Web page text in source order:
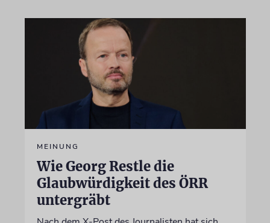
MEINUNG
Wie Georg Restle die
Glaubwürdigkeit des ÖRR
untergräbt